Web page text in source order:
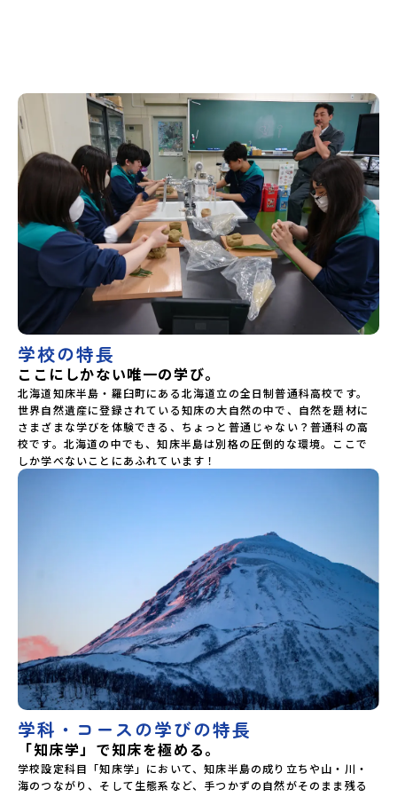
県立志布志高等学校宮崎県立飯野高等学校宮崎県立高千穂高
等学校鹿児島県立古仁屋高等学校沖縄県立久米島高等学校私
立高校国際高等専門学校（石川県）開志国際高等学校(新潟県)
広島三育学院高等学校(広島県) ※2日目のみ参加
って一歩踏み出す、あなたの未来を応援！～ 詳細・条件は
こちらから---------------------------------今回のフィール
ドは「北海道 羅臼町（らうすちょう）」北海道の東端、知床
半島の東側に位置する羅臼町（らうすちょう）は、人口 約
4,000人。世界自然遺産「知床（しれとこ）」の一部として登
録されており、手つかずの自然とともに生きる人々の暮らし
が息づく町です。羅臼の海では、流氷がもたらす豊かな栄養
を求めて、マッコウクジラやシャチ、イルカが見られることも
あり、夏はホエールウォッチング（船やボートに乗って、野
生のクジラを観察するアクティビティ）が大人気！冬には、
流氷の上に佇む絶滅危惧種の鳥類、オオワシやオジロワシの
姿も観察でき、バードウォッチャーにとっても憧れの地です。
山間部ではヒグマやエゾシカなどの大型動物、夜にはシマフ
クロウなど、北海道ならではの野生動物たちに出会えます。知
床連山の主峰・羅臼岳（らうすだけ）をはじめとする山々
や、手つかずの自然が残る知床岬（しれとこみさき）は、野
生動物の楽園ともいえるフィールドです！羅臼町では、昆布
漁やサケ・マス漁などの伝統的な漁業が今も受け継がれてお
り、町の人々は雄大な自然と共に暮らしています。地元の方
との交流を通じて、「自然や野生動物とともに生きる」とい
うライフスタイルを学び一緒に体験できるのもこのプログラ
ムでしかできない魅力です。学校の裏山は、世界遺産・知床
（しれとこ）。羅臼高校は全日制普通科高校。北海道の中で
も特別な場所である「知床（しれとこ）」で、自然を題材に
世界自然遺産エリアでの自然観察や、観光船からのクジラ・
シャチの観察、冬に流氷とともにやってくるオオワシ・オジ
ロワシの観察など、羅臼高校でしか味わえないリアルな大自
然があなたを待っています。「水産教室」で潜水士にもなれ
る！この授業ではロープワークやスキューバダイビング実
習、水中ドローン実習、さらには海鮮丼を作る実習やマーケ
ティング学習など、漁業の町羅臼ならではの独創的な学習が
できます。毎年、国家資格である「潜水士」を取得して卒業
している生徒もいます。そんな他にはない魅力がギュッと詰
まった羅臼町で、アクティビティやフィールドワークを通じ
て「野生の動物たちと共存する暮らし」「命の恵み」に触れ
てみませんか？知床・羅臼でしか出会えない生き物たちと、
人々の暮らしを、ぜひ五感で体験してください！体験のおす
すめポイント体験プログラム内容（予定）＜1日目＞（PM）
14:30集合（中標津空港）「オリエンテーション・自己紹介ワ
ーク」「羅臼高生と交流！」「1日目の振り返り会」＜2日目
＞（AM）「”らうす”を体感。フィールドワーク」 -世界遺
学校の特長
ここにしかない唯一の学び。
北海道知床半島・羅臼町にある北海道立の全日制普通科高校です。
世界自然遺産に登録されている知床の大自然の中で、自然を題材に
さまざまな学びを体験できる、ちょっと普通じゃない？普通科の高
校です。北海道の中でも、知床半島は別格の圧倒的な環境。ここで
しか学べないことにあふれています！
学科・コースの学びの特長
「知床学」で知床を極める。
学校設定科目「知床学」において、知床半島の成り立ちや山・川・
海のつながり、そして生態系など、手つかずの自然がそのまま残る